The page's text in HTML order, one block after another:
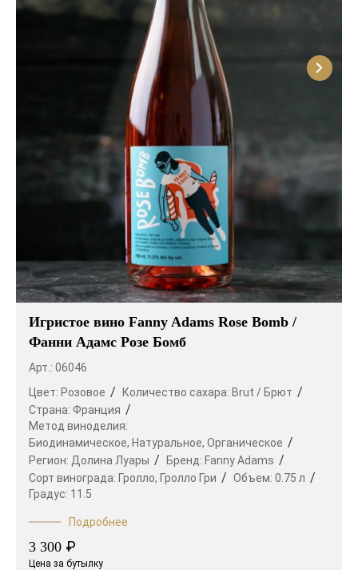
Итальянские вина
Французские вина
Испанские вина
Пиво
Игристое вино Fanny Adams Rose Bomb /
Фанни Адамс Розе Бомб
Арт.: 06046
Цвет: Розовое Количество сахара: Brut / Брют
Страна: Франция
Метод виноделия:
Биодинамическое, Натуральное, Органическое
Регион: Долина Луары Бренд: Fanny Adams
Сорт винограда: Гролло, Гролло Гри Объем: 0.75 л
Градус: 11.5
Подробнее
3 300 ₽
Цена за бутылку